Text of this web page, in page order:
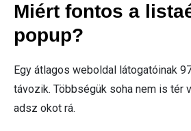
Miért fontos a
popup?
Egy átlagos weboldal látogatóinak
távozik. Többségük soha nem is tér
adsz okot rá.